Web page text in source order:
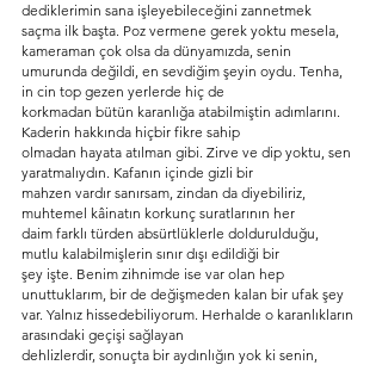
dediklerimin sana işleyebileceğini zannetmek
saçma ilk başta. Poz vermene gerek yoktu mesela,
kameraman çok olsa da dünyamızda, senin
umurunda değildi, en sevdiğim şeyin oydu. Tenha,
in cin top gezen yerlerde hiç de
korkmadan bütün karanlığa atabilmiştin adımlarını.
Kaderin hakkında hiçbir fikre sahip
olmadan hayata atılman gibi. Zirve ve dip yoktu, sen
yaratmalıydın. Kafanın içinde gizli bir
mahzen vardır sanırsam, zindan da diyebiliriz,
muhtemel kâinatın korkunç suratlarının her
daim farklı türden absürtlüklerle doldurulduğu,
mutlu kalabilmişlerin sınır dışı edildiği bir
şey işte. Benim zihnimde ise var olan hep
unuttuklarım, bir de değişmeden kalan bir ufak şey
var. Yalnız hissedebiliyorum. Herhalde o karanlıkların
arasındaki geçişi sağlayan
dehlizlerdir, sonuçta bir aydınlığın yok ki senin,